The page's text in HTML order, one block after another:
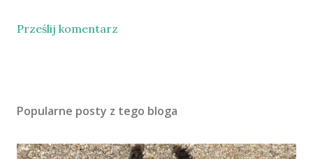
Prześlij komentarz
Popularne posty z tego bloga